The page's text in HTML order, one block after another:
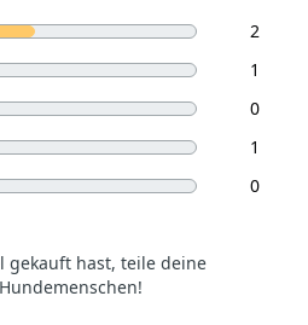
2
1
0
1
0
gekauft hast, teile deine